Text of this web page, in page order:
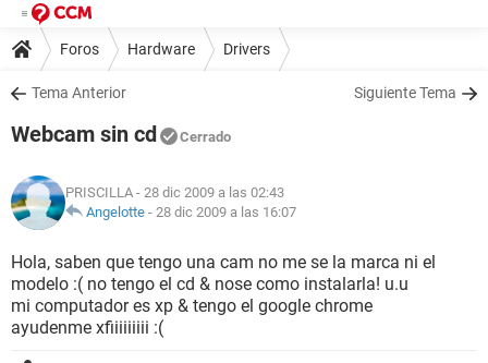
Foros Hardware Drivers
Tema Anterior Siguiente Tema
Webcam sin cd Cerrado
PRISCILLA - 28 dic 2009 a las 02:43
Angelotte - 28 dic 2009 a las 16:07
Hola, saben que tengo una cam no me se la marca ni el
modelo :( no tengo el cd & nose como instalarla! u.u
mi computador es xp & tengo el google chrome
ayudenme xfiiiiiiiii :(